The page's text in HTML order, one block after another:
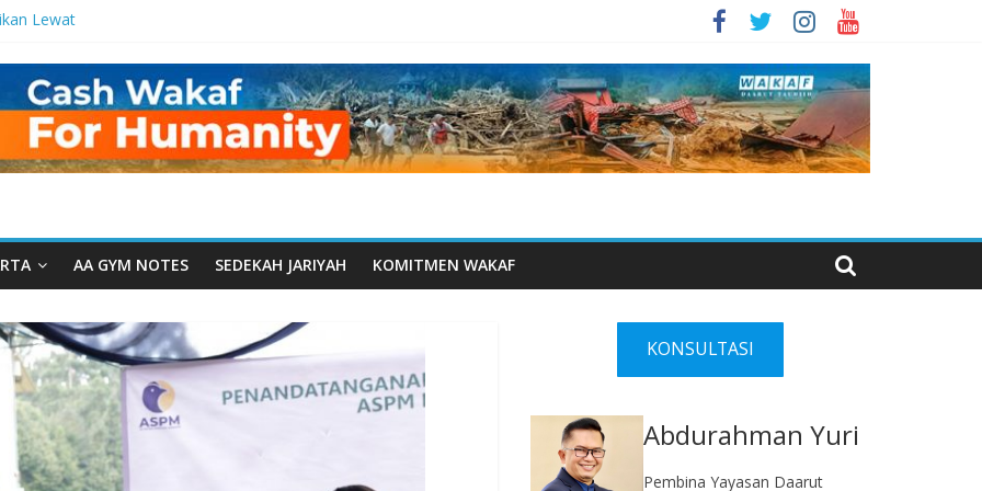
Lewat
Manfaat
dari Serua:
Yayasan
Tauhiid
Ketika
Wakaf
Wakaf
AA GYM NOTES SEDEKAH JARIYAH KOMITMEN WAKAF
KONSULTASI
Abdurahman Yuri
Pembina Yayasan Daarut